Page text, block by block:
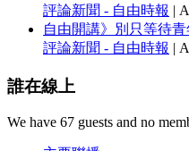
評論新聞 - 自由時報 |
自由開講》別只等待
評論新聞 - 自由時報 |
誰在線上
We have 67 guests and no